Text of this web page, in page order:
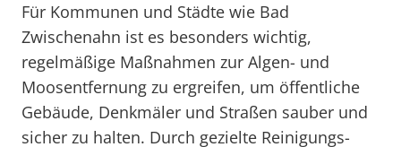
Für Kommunen und Städte wie Bad
Zwischenahn ist es besonders wichtig,
regelmäßige Maßnahmen zur Algen- und
Moosentfernung zu ergreifen, um öffentliche
Gebäude, Denkmäler und Straßen sauber und
sicher zu halten. Durch gezielte Reinigungs-